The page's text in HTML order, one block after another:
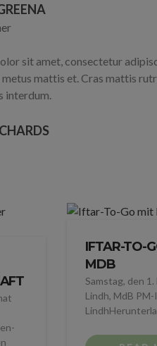
sit amet, consectetur
metus mattis et. Cras mattis
interdum.
IFTAR-TO-
MDB
Samstag, den
Lindh, MdB